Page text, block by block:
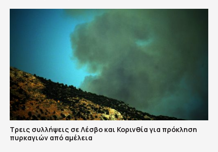
Τρεις συλλήψεις σε Λέσβο και Κορινθία για πρόκληση
πυρκαγιών από αμέλεια